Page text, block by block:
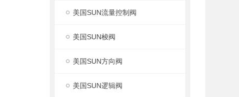
美国SUN流量控制阀
美国SUN梭阀
美国SUN方向阀
美国SUN逻辑阀